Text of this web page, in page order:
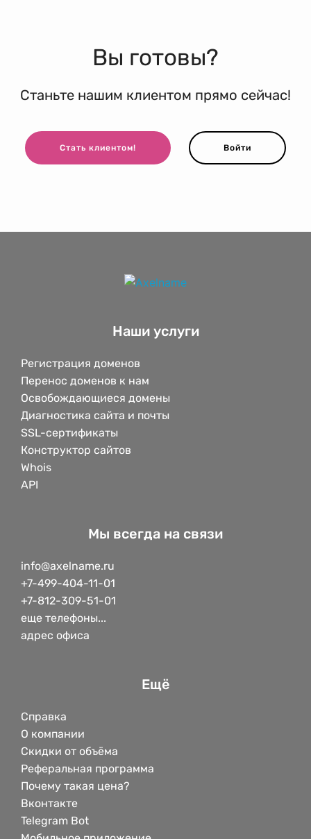
Вы готовы?
Станьте нашим клиентом прямо сейчас!
Стать клиентом! Войти
Наши услуги
Регистрация доменов
Перенос доменов к нам
Освобождающиеся домены
Диагностика сайта и почты
SSL-сертификаты
Конструктор сайтов
Whois
API
Мы всегда на связи
info@axelname.ru
+7-499-404-11-01
+7-812-309-51-01
еще телефоны...
адрес офиса
Ещё
Справка
О компании
Скидки от объёма
Реферальная программа
Почему такая цена?
Вконтакте
Telegram Bot